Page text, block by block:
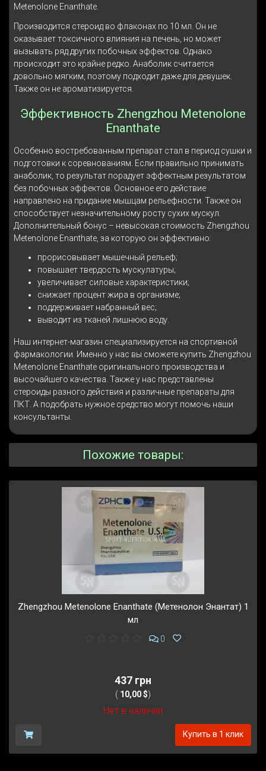
Metenolone Enanthate.
Производится стероид во флаконах по 10 мл. Он не
оказывает токсичного влияния на печень, но может
вызывать ряд других побочных эффектов. Однако
происходит это крайне редко. Анаболик считается
довольно мягким, поэтому подходит даже для девушек.
Также он не ароматизируется.
Эффективность Zhengzhou Metenolone
Enanthate
Особенно востребованным препарат стал в период сушки и
подготовки к соревнованиям. Если правильно принимать
анаболик, то результат порадует эффектным результатом
без побочных эффектов. Основное его действие
направлено на придание мышцам рельефности. Также он
способствует незначительному росту сухих мускул.
Дополнительный бонус – невысокая стоимость Zhengzhou
Metenolone Enanthate, за которую он эффективно:
прорисовывает мышечный рельеф;
повышает твердость мускулатуры;
увеличивает силовые характеристики;
снижает процент жира в организме;
поддерживает набранный вес;
выводит из тканей лишнюю воду.
Наш интернет-магазин специализируется на спортивной
фармакологии. Именно у нас вы сможете купить Zhengzhou
Metenolone Enanthate оригинального производства и
высочайшего качества. Также у нас представлены
стероиды разного действия и различные препараты для
ПКТ. А подобрать нужное средство могут помочь наши
консультанты.
Похожие товары:
Zhengzhou Metenolone Enanthate (Метенолон Энантат) 1
мл
0
437 грн
( 10,00 $)
Нет в наличии
Купить в 1 клик